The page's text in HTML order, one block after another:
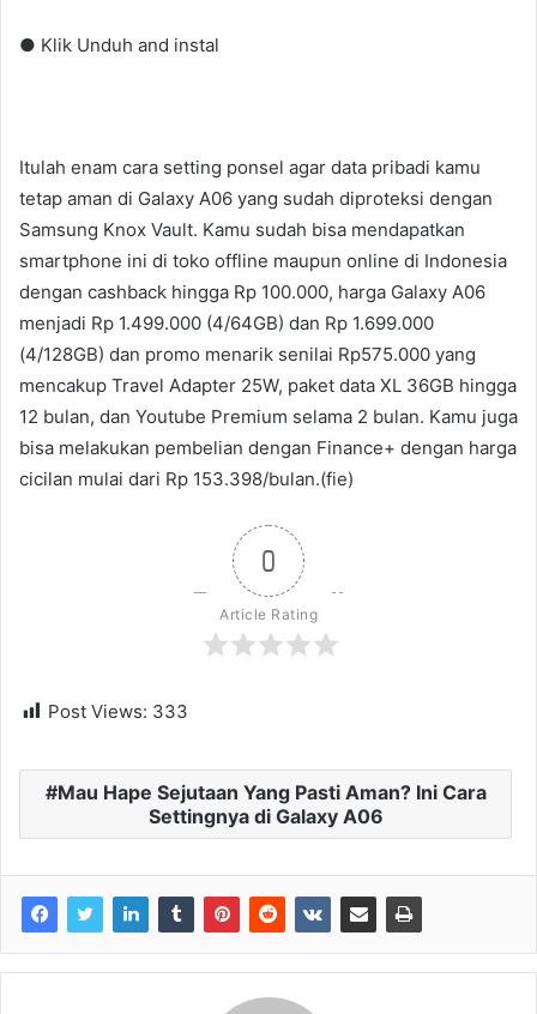
● Klik Unduh and instal
Itulah enam cara setting ponsel agar data pribadi kamu
tetap aman di Galaxy A06 yang sudah diproteksi dengan
Samsung Knox Vault. Kamu sudah bisa mendapatkan
smartphone ini di toko offline maupun online di Indonesia
dengan cashback hingga Rp 100.000, harga Galaxy A06
menjadi Rp 1.499.000 (4/64GB) dan Rp 1.699.000
(4/128GB) dan promo menarik senilai Rp575.000 yang
mencakup Travel Adapter 25W, paket data XL 36GB hingga
12 bulan, dan Youtube Premium selama 2 bulan. Kamu juga
bisa melakukan pembelian dengan Finance+ dengan harga
cicilan mulai dari Rp 153.398/bulan.(fie)
0
Article Rating
Post Views: 333
Mau Hape Sejutaan Yang Pasti Aman? Ini Cara
Settingnya di Galaxy A06